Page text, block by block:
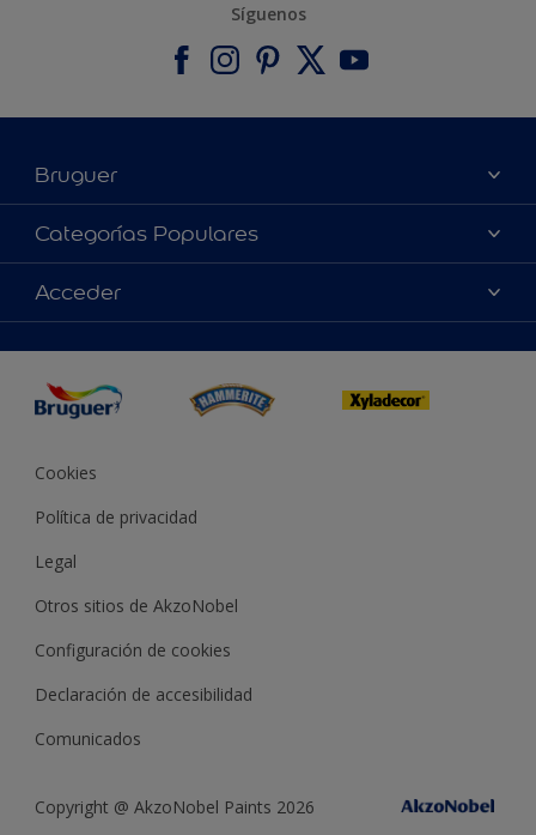
Síguenos
Bruguer
Acerca de Bruguer
Contacta con nosotros
Buscar una tienda
Categorías Populares
Colores
Productos
App Visualizer
Inspiración
Bruguer Color del año
Acceder
Sostenibilidad Conceptos
Cookies
Política de privacidad
Legal
Otros sitios de AkzoNobel
Configuración de cookies
Declaración de accesibilidad
Comunicados
Copyright @ AkzoNobel Paints 2026